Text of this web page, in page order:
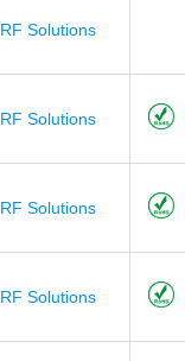
RF Solutions
RF Solutions
RF Solutions
RF Solutions